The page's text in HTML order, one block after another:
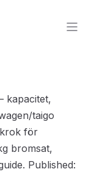
kapacitet,
taigo
för
bromsat,
Published: